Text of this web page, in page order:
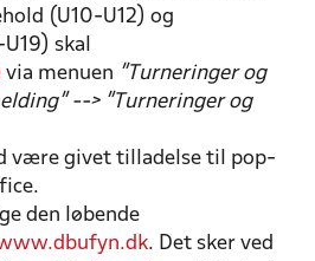
(U10-U12) og
skal
via menuen "Turneringer og
--> "Turneringer og
være givet tilladelse til pop-
den løbende
. Det sker ved